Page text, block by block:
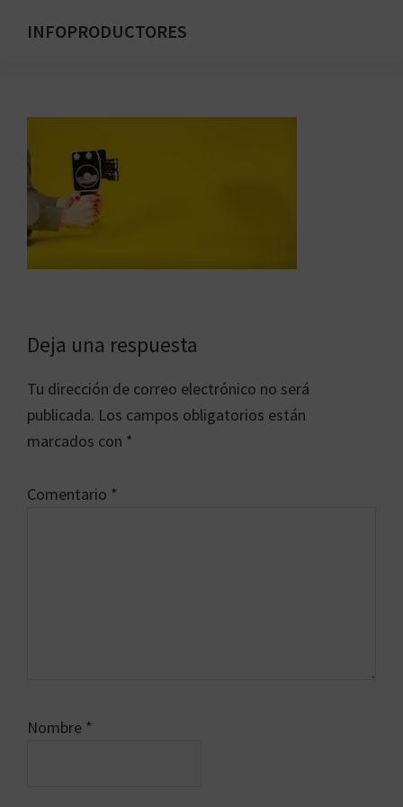
INFOPRODUCTORES
Interacciones
con
los
lectores
Deja una respuesta
Tu dirección de correo electrónico no será
publicada. Los campos obligatorios están
marcados con *
Comentario *
Nombre *